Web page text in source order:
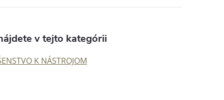
v tejto kategórii
K NÁSTROJOM